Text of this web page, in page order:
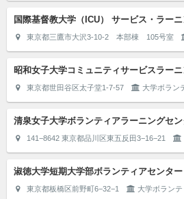
国際基督教大学（ICU） サービス・ラー
東京都三鷹市大沢3-10-2 本部棟 105号室
昭和女子大学コミュニティサービスラー
東京都世田谷区太子堂1-7-57 大学ボラン
清泉女子大学ボランティアラーニングセ
141−8642 東京都品川区東五反田3−16−21
淑徳大学短期大学部ボランティアセンター
東京都板橋区前野町6−32−1 大学ボラン